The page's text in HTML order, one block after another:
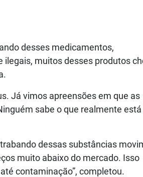
desses medicamentos,
ilegais, muitos desses produtos
Já vimos apreensões em que as
sabe o que realmente está
dessas substâncias
muito abaixo do mercado. Isso
contaminação”, completou.